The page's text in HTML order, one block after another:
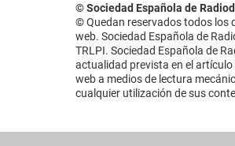
© Sociedad Española de
© Quedan reservados todos los
web. Sociedad Española de
TRLPI. Sociedad Española de
actualidad prevista en el
web a medios de lectura
cualquier utilización de sus